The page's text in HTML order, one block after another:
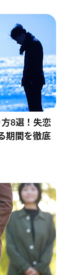
8選！失恋
期間を徹底